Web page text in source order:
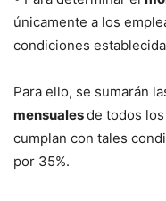
únicamente a los
condiciones
Para ello, se sumarán
mensualesde todos
cumplan con tales
por 35%.